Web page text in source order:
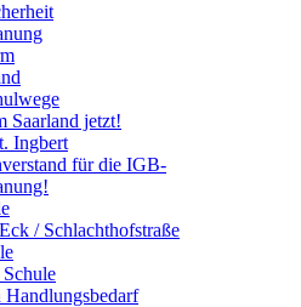
Saarland jetzt!
Ingbert
für die IGB-
/ Schlachthofstraße